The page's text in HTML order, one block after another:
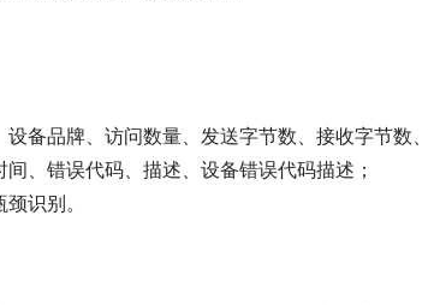
备品牌、访问数量、发送字节数、接收字节数
、错误代码、描述、设备错误代码描述；
识别。